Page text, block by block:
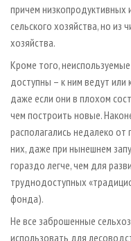
причем
сельского хозяйства, но из
хозяйства.
Кроме того,
доступны – к ним ведут
даже если они в плохом
чем построить новые.
располагались недалеко
них, даже при нынешнем
гораздо легче, чем для
труднодоступных
фонда).
Не все заброшенные
использовать для